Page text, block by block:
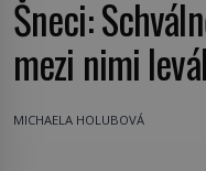
Šneci:
mezi nimi
MICHAELA HOLUBOVÁ